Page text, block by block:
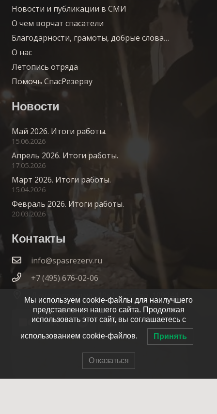
Новости и публикации в СМИ
О чем ворчат спасатели
Благодарности, грамоты, добрые слова…
О нас
Летопись отряда
Помочь СпасРезерву
Новости
Май 2026. Итоги работы.
15.06.2026
Апрель 2026. Итоги работы.
17.05.2026
Март 2026. Итоги работы.
15.04.2026
Февраль 2026. Итоги работы.
20.03.2026
Контакты
info@spasrezerv.ru
+7 (495) 676-02-06
Динамовская ул., 10к1, Москва, 109044
Мы используем cookie-файлы для наилучшего
представления нашего сайта. Продолжая
использовать этот сайт, вы соглашаетесь с
использованием cookie-файлов. Принять
Отказаться